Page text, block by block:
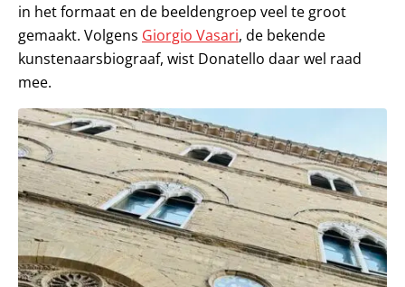
in het formaat en de beeldengroep veel te groot
gemaakt. Volgens Giorgio Vasari, de bekende
kunstenaarsbiograaf, wist Donatello daar wel raad
mee.